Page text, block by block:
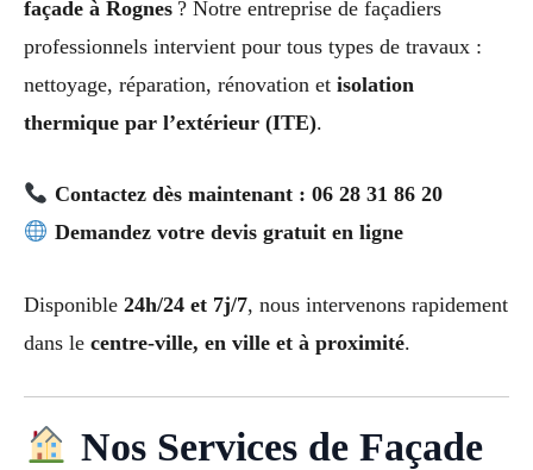
façade à Rognes ? Notre entreprise de façadiers
professionnels intervient pour tous types de travaux :
nettoyage, réparation, rénovation et isolation
thermique par l’extérieur (ITE).
Contactez dès maintenant : 06 28 31 86 20
Demandez votre devis gratuit en ligne
Disponible 24h/24 et 7j/7, nous intervenons rapidement
dans le centre-ville, en ville et à proximité.
Nos Services de Façade